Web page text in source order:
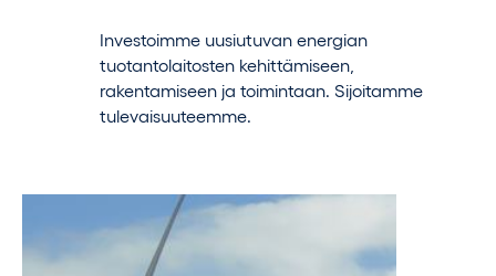
Investoimme uusiutuvan energian
tuotantolaitosten kehittämiseen,
rakentamiseen ja toimintaan. Sijoitamme
tulevaisuuteemme.